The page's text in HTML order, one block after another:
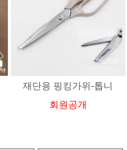
재단용 핑킹가위-톱니
회원공개